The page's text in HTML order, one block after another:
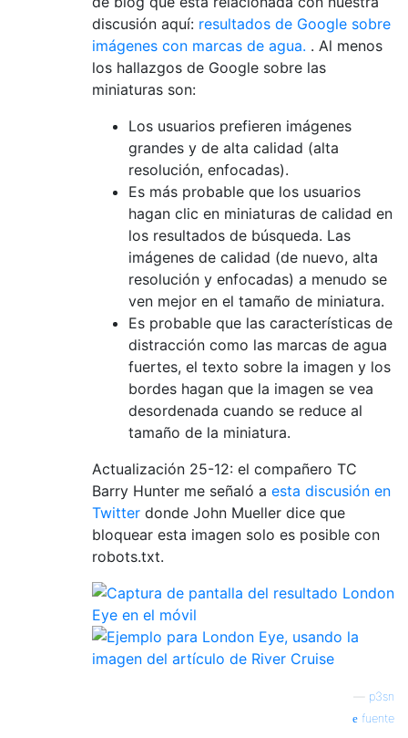
discusión aquí: resultados de Google sobre
imágenes con marcas de agua. . Al menos
los hallazgos de Google sobre las
miniaturas son:
Los usuarios prefieren imágenes
grandes y de alta calidad (alta
resolución, enfocadas).
Es más probable que los usuarios
hagan clic en miniaturas de calidad en
los resultados de búsqueda. Las
imágenes de calidad (de nuevo, alta
resolución y enfocadas) a menudo se
ven mejor en el tamaño de miniatura.
Es probable que las características de
distracción como las marcas de agua
fuertes, el texto sobre la imagen y los
bordes hagan que la imagen se vea
desordenada cuando se reduce al
tamaño de la miniatura.
Actualización 25-12: el compañero TC
Barry Hunter me señaló a esta discusión en
Twitter donde John Mueller dice que
bloquear esta imagen solo es posible con
robots.txt.
p3sn
fuente